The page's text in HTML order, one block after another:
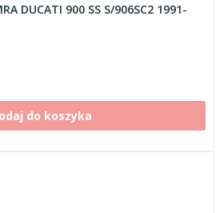
DUCATI 900 SS S/906SC2 1991-
do koszyka